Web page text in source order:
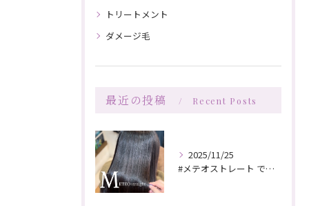
トリートメント
ダメージ毛
最近の投稿 Recent Posts
2025/11/25
#メテオストレート でさらツヤ🪞